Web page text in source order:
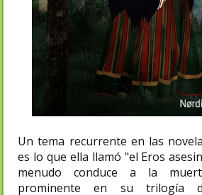
Un tema recurrente en las
es lo que ella llamó "el Eros
menudo conduce a la
prominente en su trilogía